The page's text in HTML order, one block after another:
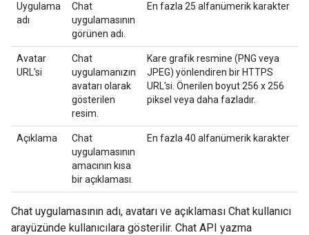
Uygulama
adı
Chat
uygulamasının
görünen adı.
En fazla 25 alfanümerik karakter
Avatar
URL'si
Chat
uygulamanızın
avatarı olarak
gösterilen
resim.
Kare grafik resmine (PNG veya
JPEG) yönlendiren bir HTTPS
URL'si. Önerilen boyut 256 x 256
piksel veya daha fazladır.
Açıklama
Chat
uygulamasının
amacının kısa
bir açıklaması.
En fazla 40 alfanümerik karakter
Chat uygulamasının adı, avatarı ve açıklaması Chat kullanıcı
arayüzünde kullanıcılara gösterilir. Chat API yazma